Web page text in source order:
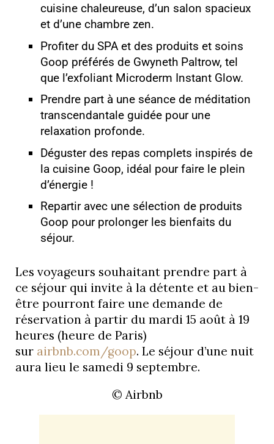
cuisine chaleureuse, d’un salon spacieux
et d’une chambre zen.
Profiter du SPA et des produits et soins
Goop préférés de Gwyneth Paltrow, tel
que l’exfoliant Microderm Instant Glow.
Prendre part à une séance de méditation
transcendantale guidée pour une
relaxation profonde.
Déguster des repas complets inspirés de
la cuisine Goop, idéal pour faire le plein
d’énergie !
Repartir avec une sélection de produits
Goop pour prolonger les bienfaits du
séjour.
Les voyageurs souhaitant prendre part à
ce séjour qui invite à la détente et au bien-
être pourront faire une demande de
réservation à partir du mardi 15 août à 19
heures (heure de Paris)
sur airbnb.com/goop. Le séjour d’une nuit
aura lieu le samedi 9 septembre.
© Airbnb